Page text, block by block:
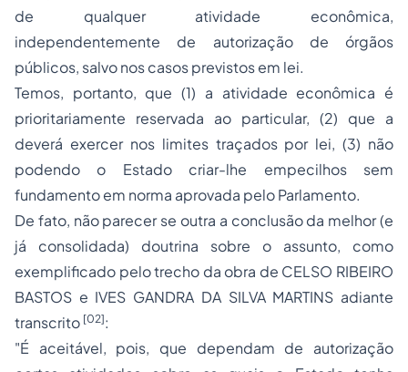
de qualquer atividade econômica,
independentemente de autorização de órgãos
públicos, salvo nos casos previstos em lei.
Temos, portanto, que (1) a atividade econômica é
prioritariamente reservada ao particular, (2) que a
deverá exercer nos limites traçados por lei, (3) não
podendo o Estado criar-lhe empecilhos sem
fundamento em norma aprovada pelo Parlamento.
De fato, não parecer se outra a conclusão da melhor (e
já consolidada) doutrina sobre o assunto, como
exemplificado pelo trecho da obra de CELSO RIBEIRO
BASTOS e IVES GANDRA DA SILVA MARTINS adiante
transcrito [02]:
"É aceitável, pois, que dependam de autorização